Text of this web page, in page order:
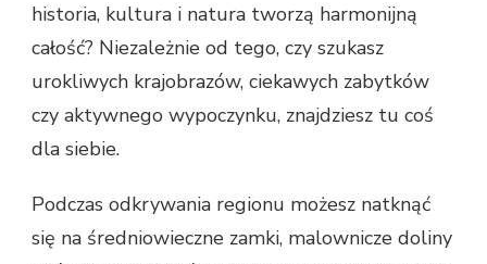
historia, kultura i natura tworzą harmonijną
całość? Niezależnie od tego, czy szukasz
urokliwych krajobrazów, ciekawych zabytków
czy aktywnego wypoczynku, znajdziesz tu coś
dla siebie.
Podczas odkrywania regionu możesz natknąć
się na średniowieczne zamki, malownicze doliny